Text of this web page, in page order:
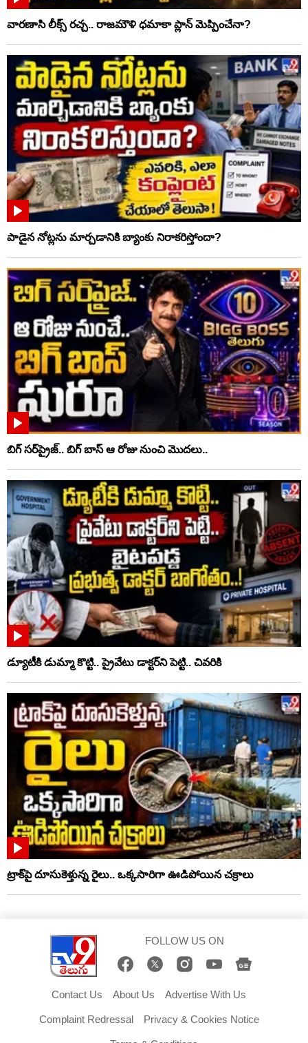
వారణాసి లీక్స్ రచ్చ.. రాజమౌళి ధమాకా ప్లాన్ మెప్పించేనా?
పాడైన నోట్లను మార్చడానికి బ్యాంకు నిరాకరిస్తోందా?
బిగ్ సర్‌ప్రైజ్‌.. బిగ్ బాస్‌ ఆ రోజు నుంచి మొదలు..
డ్యూటీకి డుమ్మా కొట్టి.. ప్రైవేటు డాక్టర్‌ని పెట్టి.. చివరికి
ట్రాక్‌పై దూసుకెళ్తున్న రైలు.. ఒక్కసారిగా ఊడిపోయిన చక్రాలు
FOLLOW US ON
Contact Us About Us Advertise With Us
Complaint Redressal Privacy & Cookies Notice